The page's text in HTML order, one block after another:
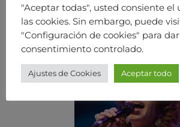
"Aceptar todas", usted consiente el
las cookies. Sin embargo, puede
"Configuración de cookies" para
consentimiento controlado.
Ajustes de Cookies Aceptar todo